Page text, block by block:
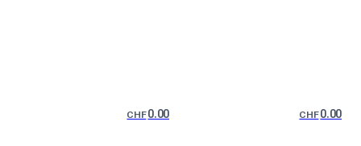
CHF0.00 CHF0.00